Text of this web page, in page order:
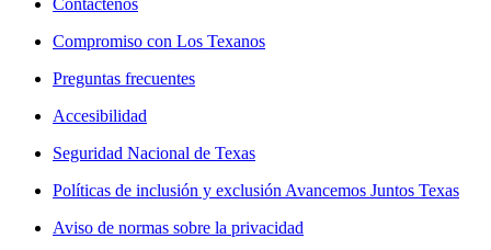
Contáctenos
Compromiso con Los Texanos
Preguntas frecuentes
Accesibilidad
Seguridad Nacional de Texas
Políticas de inclusión y exclusión Avancemos Juntos Texas
Aviso de normas sobre la privacidad